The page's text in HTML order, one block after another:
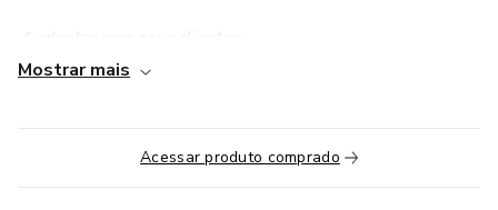
✔ adaptar para seus clientes
Mostrar mais
Acessar produto comprado